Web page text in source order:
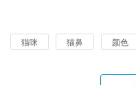
猫咪 猫鼻 颜色